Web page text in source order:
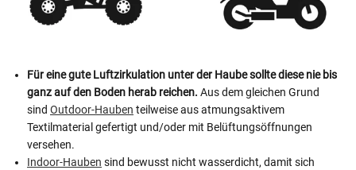
Für eine gute Luftzirkulation unter der Haube sollte diese nie bis
ganz auf den Boden herab reichen. Aus dem gleichen Grund
sind Outdoor-Hauben teilweise aus atmungsaktivem
Textilmaterial gefertigt und/oder mit Belüftungsöffnungen
versehen.
Indoor-Hauben sind bewusst nicht wasserdicht, damit sich